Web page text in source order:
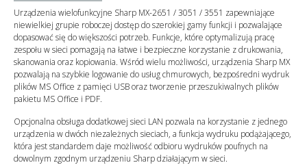
Urządzenia wielofunkcyjne Sharp MX-2651 / 3051 / 3551 zapewniające
niewielkiej grupie roboczej dostęp do szerokiej gamy funkcji i pozwalające
dopasować się do większości potrzeb. Funkcje, które optymalizują pracę
zespołu w sieci pomagają na łatwe i bezpieczne korzystanie z drukowania,
skanowania oraz kopiowania. Wśród wielu możliwości, urządzenia Sharp MX
pozwalają na szybkie logowanie do usług chmurowych, bezpośredni wydruk
plików MS Office z pamięci USB oraz tworzenie przeszukiwalnych plików
pakietu MS Office i PDF.
Opcjonalna obsługa dodatkowej sieci LAN pozwala na korzystanie z jednego
urządzenia w dwóch niezależnych sieciach, a funkcja wydruku podążającego,
która jest standardem daje możliwość odbioru wydruków poufnych na
dowolnym zgodnym urządzeniu Sharp działającym w sieci.